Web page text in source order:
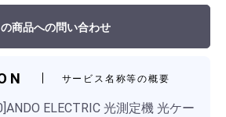
商品への問い合わせ
サービス名称等の概要
ELECTRIC 光測定機 光ケー